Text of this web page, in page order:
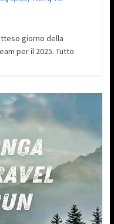
giorno della
per il 2025. Tutto